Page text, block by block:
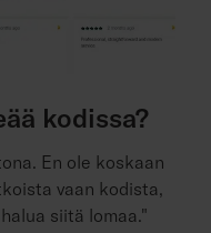
kodissa?
En ole koskaan
vaan kodista,
siitä lomaa."